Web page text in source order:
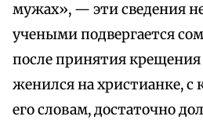
мужах», — эти сведения
учеными подвергается
после принятия
женился на христианке, с
его словам, достаточно